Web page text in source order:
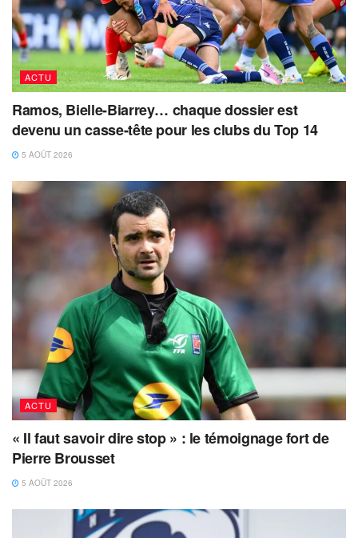
ACTU
Ramos, Bielle-Biarrey… chaque dossier est
devenu un casse-tête pour les clubs du Top 14
5 AOÛT 2026
ACTU
« Il faut savoir dire stop » : le témoignage fort de
Pierre Brousset
5 AOÛT 2026